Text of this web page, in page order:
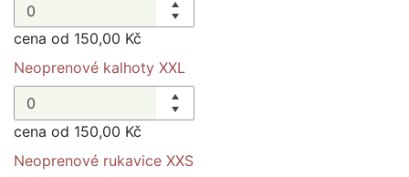
cena od 150,00 Kč
Neoprenové kalhoty XXL
cena od 150,00 Kč
Neoprenové rukavice XXS